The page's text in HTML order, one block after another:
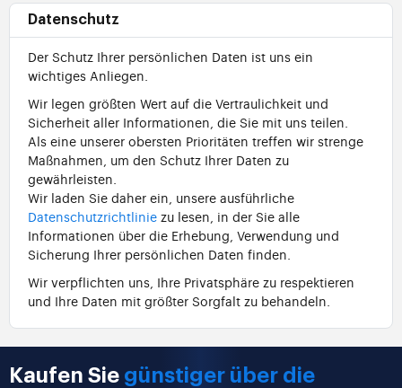
Datenschutz
Der Schutz Ihrer persönlichen Daten ist uns ein
wichtiges Anliegen.
Wir legen größten Wert auf die Vertraulichkeit und
Sicherheit aller Informationen, die Sie mit uns teilen.
Als eine unserer obersten Prioritäten treffen wir strenge
Maßnahmen, um den Schutz Ihrer Daten zu
gewährleisten.
Wir laden Sie daher ein, unsere ausführliche
Datenschutzrichtlinie zu lesen, in der Sie alle
Informationen über die Erhebung, Verwendung und
Sicherung Ihrer persönlichen Daten finden.
Wir verpflichten uns, Ihre Privatsphäre zu respektieren
und Ihre Daten mit größter Sorgfalt zu behandeln.
Kaufen Sie günstiger über die